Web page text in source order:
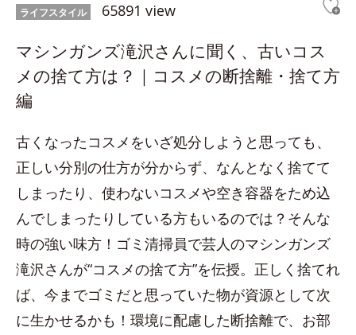
ライフスタイル 65891 view
マシンガンズ滝沢さんに聞く、古いコス
メの捨て方は？｜コスメの断捨離・捨て方
編
古くなったコスメをいざ処分しようと思っても、
正しい分別の仕方が分からず、なんとなく捨てて
しまったり、使わないコスメや空き容器をため込
んでしまったりしている方もいるのでは？そんな
時の強い味方！ゴミ清掃員で芸人のマシンガンズ
滝沢さんが“コスメの捨て方”を伝授。正しく捨てれ
ば、今までゴミだと思っていた物が資源として次
に生かせるかも！環境に配慮した断捨離で、お部